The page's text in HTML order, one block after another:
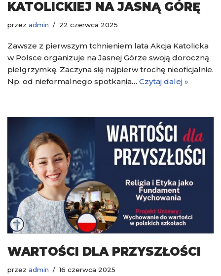
KATOLICKIEJ NA JASNĄ GÓRĘ
przez admin 22 czerwca 2025
Zawsze z pierwszym tchnieniem lata Akcja Katolicka
w Polsce organizuje na Jasnej Górze swoją doroczną
pielgrzymkę. Zaczyna się najpierw trochę nieoficjalnie.
Np. od nieformalnego spotkania… Czytaj dalej »
WARTOŚCI DLA PRZYSZŁOŚCI
przez admin 16 czerwca 2025